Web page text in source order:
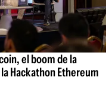
el boom de la
Hackathon Ethereum